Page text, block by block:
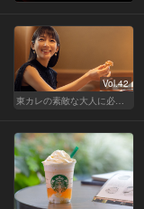
Vol.42
東カレの素敵な大人に必要なこと